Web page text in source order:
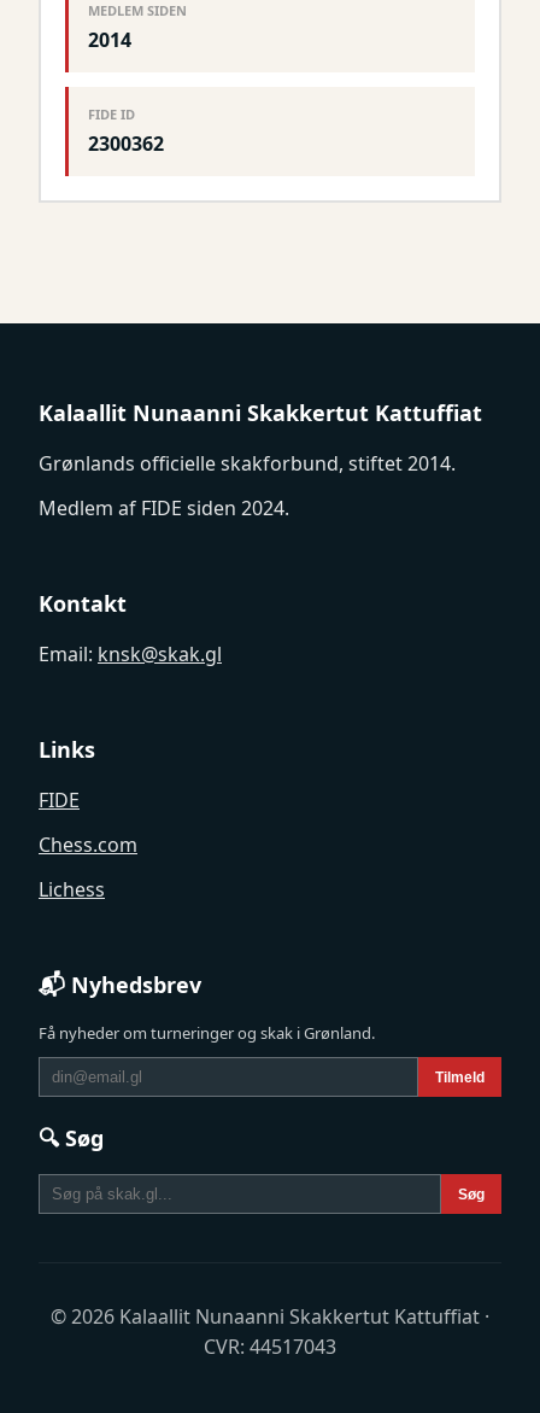
MEDLEM SIDEN
2014
FIDE ID
2300362
Kalaallit Nunaanni Skakkertut Kattuffiat
Grønlands officielle skakforbund, stiftet 2014.
Medlem af FIDE siden 2024.
Kontakt
Email: knsk@skak.gl
Links
FIDE
Chess.com
Lichess
📬 Nyhedsbrev
Få nyheder om turneringer og skak i Grønland.
Tilmeld
🔍 Søg
Søg
© 2026 Kalaallit Nunaanni Skakkertut Kattuffiat ·
CVR: 44517043